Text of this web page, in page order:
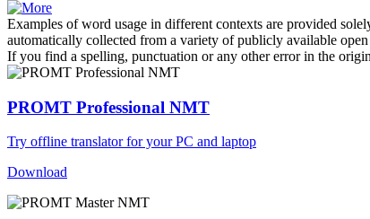
Examples of word usage in different contexts are provided
automatically collected from a variety of publicly available
If you find a spelling, punctuation or any other error in the
PROMT Professional NMT
Try offline translator for your PC and laptop
Download